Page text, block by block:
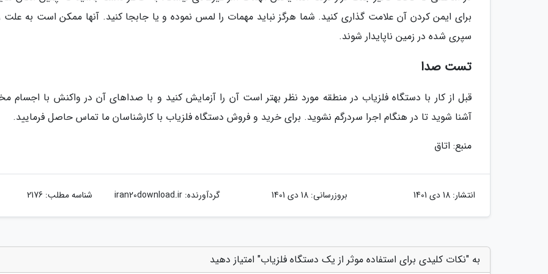
برای ایمن کردن آن علامت گذاری کنید. شما هرگز نباید مهمات را لمس نموده و یا جابجا کنید. آنها ممکن است به علت
سپری شده در زمین ناپایدار شوند.
تست صدا
قبل از کار با دستگاه فلزیاب در منطقه مورد نظر بهتر است آن را آزمایش کنید و با صداهای آن در واکنش با اجسام
آشنا شوید تا در هنگام اجرا سردرگم نشوید. برای خرید و فروش دستگاه فلزیاب با کارشناسان ما تماس حاصل فرمایید.
منبع: اتاق
انتشار: 18 دی 1401 بروزرسانی: 18 دی 1401 گردآورنده:iran20download.ir شناسه مطلب: 2176
به "نکات کلیدی برای استفاده موثر از یک دستگاه فلزیاب" امتیاز دهید